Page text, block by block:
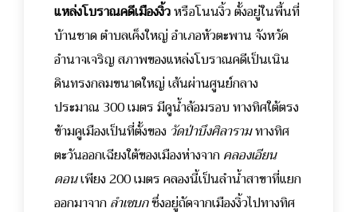
แหล่งโบราณคดีเมืองงิ้วหรือโนนงิ้ว ตั้งอยู่ในพื้นที่
บ้านชาด ตำบลเค็งใหญ่ อำเภอหัวตะพาน จังหวัด
อำนาจเจริญ สภาพของแหล่งโบราณคดีเป็นเนิน
ดินทรงกลมขนาดใหญ่ เส้นผ่านศูนย์กลาง
ประมาณ 300 เมตร มีคูน้ำล้อมรอบ ทางทิศใต้ตรง
ข้ามคูเมืองเป็นที่ตั้งของ วัดป่าบึงศิลารามทางทิศ
ตะวันออกเฉียงใต้ของเมืองห่างจากคลองเอียน
ดอนเพียง 200 เมตร คลองนี้เป็นลำน้ำสาขาที่แยก
ออกมาจากลำเซบกซึ่งอยู่ถัดจากเมืองงิ้วไปทางทิศ